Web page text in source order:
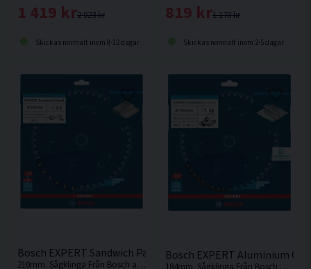
2 023 kr
1 419 kr
Skickas normalt inom 8-12 dagar
1 170 kr
819 kr
Skickas normalt inom 2-5 dagar
Bosch EXPERT Sandwich Panel Cirkelsågklinga 210x2,4/
210mm. Sågklinga Från Bosch anpassad för sågning i metallsandwichpaneler
Bosch EXPERT Aluminium
184mm. Sågklinga Från Bosch med extra tunn skränkning för exakta snitt och lång batteritid